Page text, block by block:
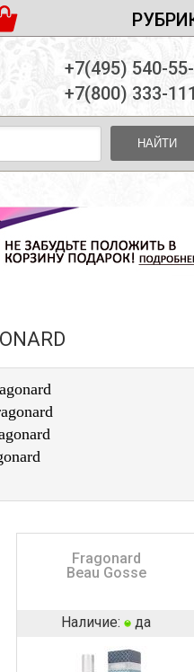
И ОПЛАТА
НАБОРЫ
НАБОРЫ
НАБОРЫ
ЛИЦОМ
КОСМЕТИКА
+7(495) 540-
+7(800) 333-
НАЙТИ
Fragonard
Beau Gosse
Наличие: да